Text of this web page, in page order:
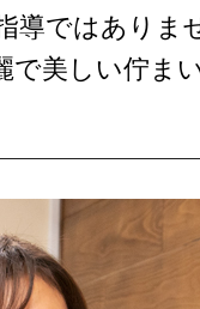
導ではありま
で美しい佇ま